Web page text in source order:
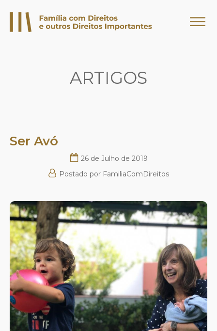
ARTIGOS
Ser Avó
26 de Julho de 2019
Postado por FamiliaComDireitos